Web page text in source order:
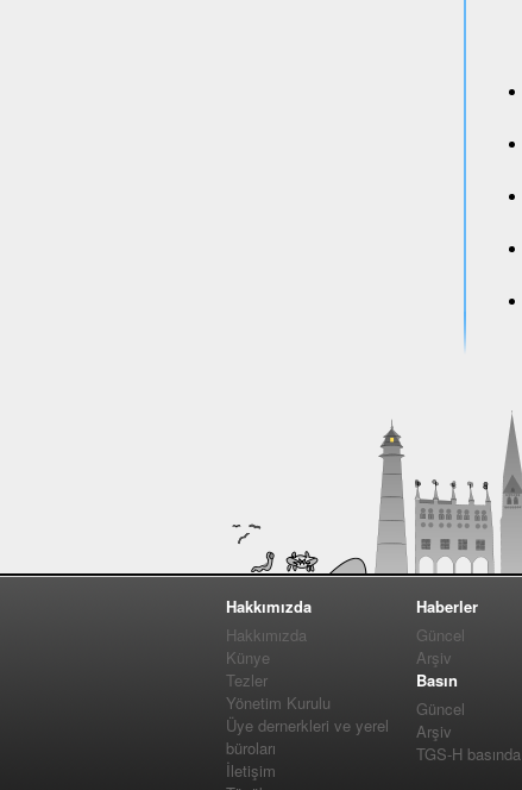
Hakkımızda
Hakkımızda
Künye
Tezler
Yönetim Kurulu
Üye dernerkleri ve yerel
büroları
İletişim
Haberler
Güncel
Arşiv
Basın
Güncel
Arşiv
TGS-H basında